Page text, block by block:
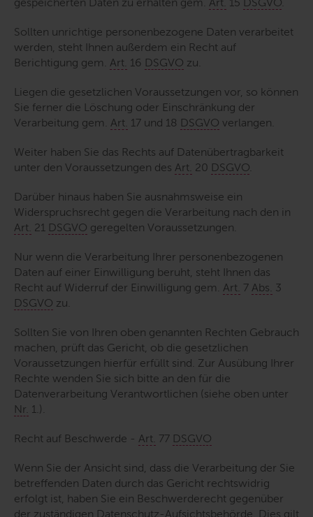
Sollten unrichtige personenbezogene Daten verarbeitet
werden, steht Ihnen außerdem ein Recht auf
Berichtigung gem. Art. 16 DSGVO zu.
Liegen die gesetzlichen Voraussetzungen vor, so können
Sie ferner die Löschung oder Einschränkung der
Verarbeitung gem. Art. 17 und 18 DSGVO verlangen.
Weiter haben Sie das Rechts auf Datenübertragbarkeit
unter den Voraussetzungen des Art. 20 DSGVO
Darüber hinaus haben Sie ausnahmsweise ein
Widerspruchsrecht gegen die Verarbeitung nach den in
Art. 21 DSGVO geregelten Voraussetzungen.
Nur wenn die Verarbeitung Ihrer personenbezogenen
Daten auf einer Einwilligung beruht, steht Ihnen das
Recht auf Widerruf der Einwilligung gem. Art. 7 Abs. 3
DSGVO zu.
Sollten Sie von Ihren oben genannten Rechten Gebrauch
machen, prüft das Gericht, ob die gesetzlichen
Voraussetzungen hierfür erfüllt sind. Zur Ausübung Ihrer
Rechte wenden Sie sich bitte an den für die
Datenverarbeitung Verantwortlichen (siehe oben unter
Nr. 1.).
Recht auf Beschwerde - Art. 77 DSGVO
Wenn Sie der Ansicht sind, dass die Verarbeitung der Sie
betreffenden Daten durch das Gericht rechtswidrig
erfolgt ist, haben Sie ein Beschwerderecht gegenüber
der zuständigen Datenschutz-Aufsichtsbehörde. Dies gilt